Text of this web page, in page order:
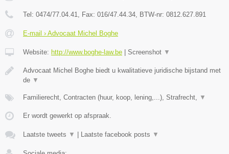
Tel: 0474/77.04.41 , Fax: 016/47.44.34 , BTW-nr: ​0812.627.891
E-mail › Advocaat Michel Boghe
Website: http://www.boghe-law.be Screenshot ▼
Advocaat Michel Boghe biedt u kwalitatieve juridische bijstand met
de ▼
Familierecht, Contracten (huur, koop, lening,...), Strafrecht, ▼
Er wordt gewerkt op afspraak.
Laatste tweets ▼ Laatste facebook posts ▼